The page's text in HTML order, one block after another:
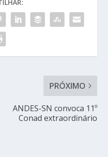
PRÓXIMO
ANDES-SN convoca 11º
Conad extraordinário